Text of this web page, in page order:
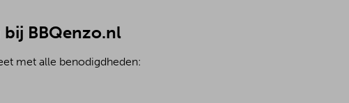
bij BBQenzo.nl
met alle benodigdheden: